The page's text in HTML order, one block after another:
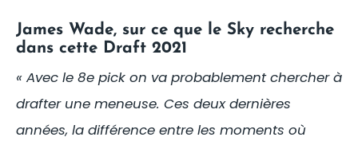
James Wade, sur ce que le Sky recherche
dans cette Draft 2021
« Avec le 8e pick on va probablement chercher à
drafter une meneuse. Ces deux dernières
années, la différence entre les moments où